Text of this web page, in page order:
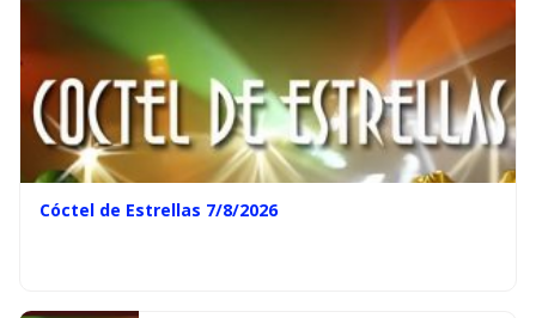
Cóctel de Estrellas 7/8/2026